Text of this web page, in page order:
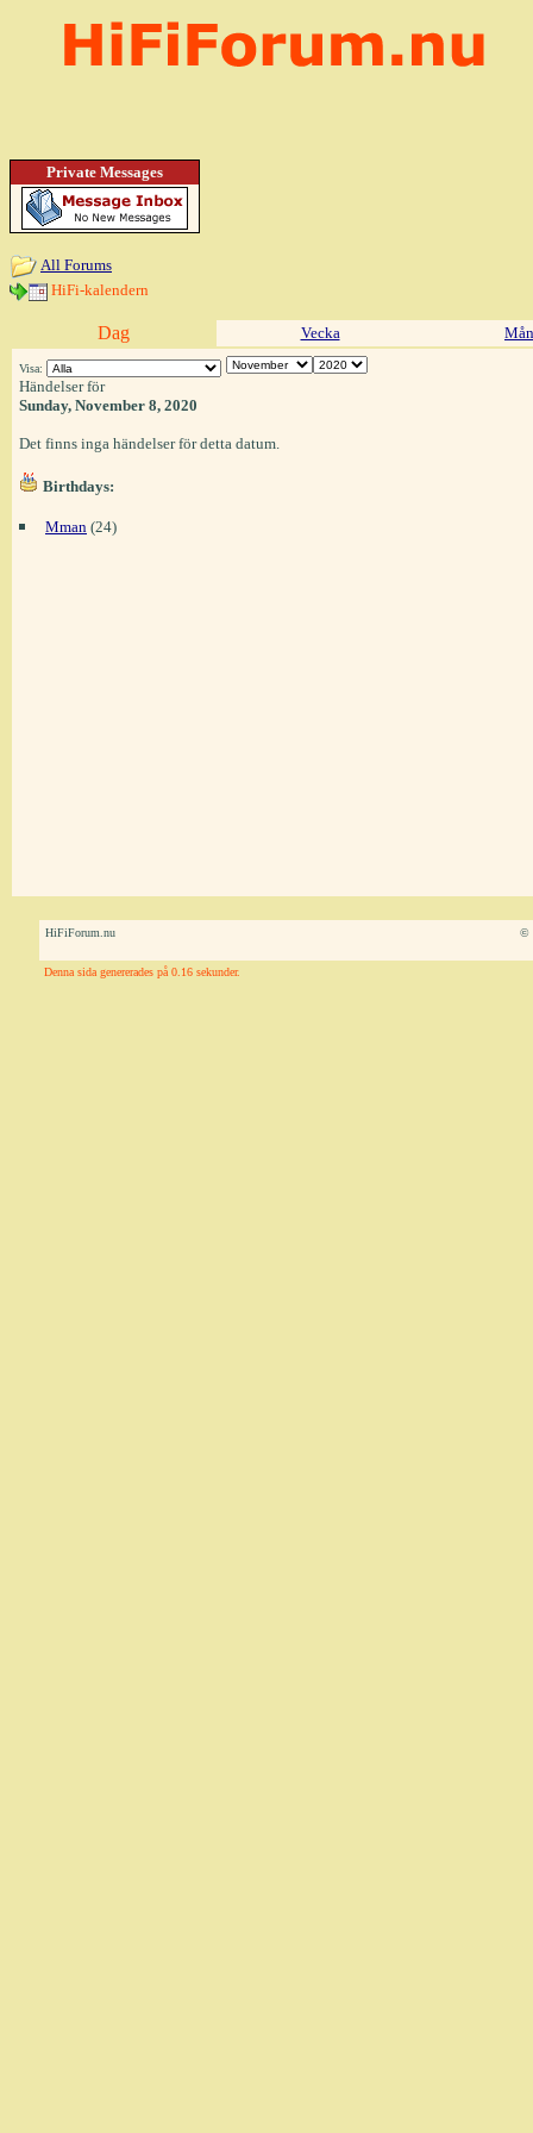
Private Messages
All Forums
HiFi-kalendern
Dag Vecka
Visa:
Händelser för
Sunday, November 8, 2020
Det finns inga händelser för detta datum.
Birthdays:
Mman (24)
HiFiForum.nu ©
Denna sida genererades på 0.16 sekunder.